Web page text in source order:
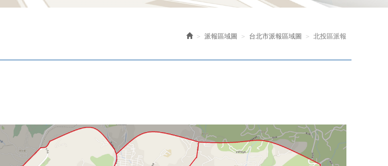
派報區域圖 台北市派報區域圖 北投區派報